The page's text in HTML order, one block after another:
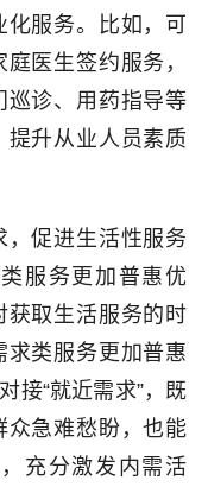
服务。比如，可
医生签约服务，
巡诊、用药指导等
提升从业人员素质
促进生活性服务
服务更加普惠优
获取生活服务的时
求类服务更加普惠
接“就近需求”，既
众急难愁盼，也能
充分激发内需活